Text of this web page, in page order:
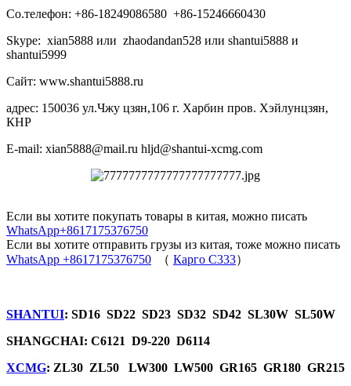
Со.телефон: +86-18249086580 +86-15246660430
Skype: xian5888 или zhaodandan528 или shantui5888 и
shantui5999
Сайт: www.shantui5888.ru
адрес: 150036 ул.Чжу цзян,106 г. Харбин пров. Хэйлунцзян,
КНР
E-mail: xian5888@mail.ru hljd@shantui-xcmg.com
Если вы хотите покупать товары в китая, можно писать
WhatsApp+8617175376750
Если вы хотите отправить грузы из китая, тоже можно писать
WhatsApp +8617175376750 （ Карго C333）
SHANTUI: SD16 SD22 SD23 SD32 SD42 SL30W SL50W
SHANGCHAI: C6121 D9-220 D6114
XCMG: ZL30 ZL50 LW300 LW500 GR165 GR180 GR215